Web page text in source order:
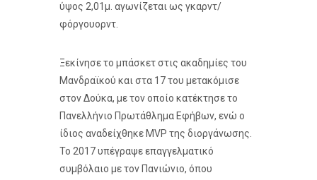
ύψος 2,01μ. αγωνίζεται ως γκαρντ/
φόργουορντ.
Ξεκίνησε το μπάσκετ στις ακαδημίες του
Μανδραϊκού και στα 17 του μετακόμισε
στον Δούκα, με τον οποίο κατέκτησε το
Πανελλήνιο Πρωτάθλημα Εφήβων, ενώ ο
ίδιος αναδείχθηκε MVP της διοργάνωσης.
Το 2017 υπέγραψε επαγγελματικό
συμβόλαιο με τον Πανιώνιο, όπου